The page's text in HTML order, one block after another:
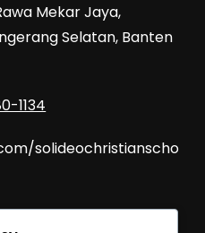
Mekar Jaya,
Selatan, Banten
1134
solideochristianscho